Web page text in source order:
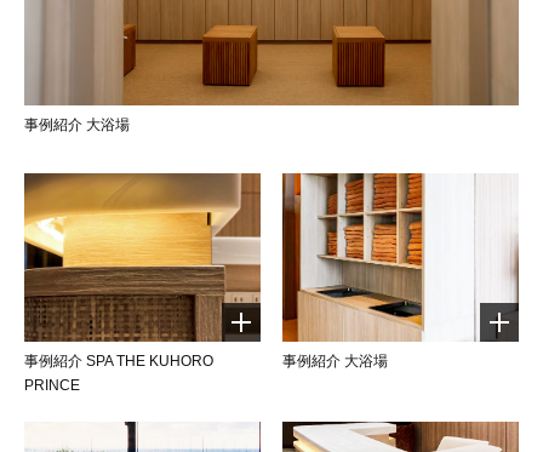
事例紹介 大浴場
事例紹介 SPA THE KUHORO
PRINCE
事例紹介 大浴場